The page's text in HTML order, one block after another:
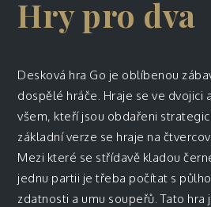
Hry pro dva
Desková hra Go je oblíbenou
dospělé hráče. Hraje se ve dvojici
všem, kteří jsou obdařeni
základní verze se hraje na
Mezi které se střídavě kladou
jednu partii je třeba počítat s
zdatnosti a umu soupeřů. Tato hra